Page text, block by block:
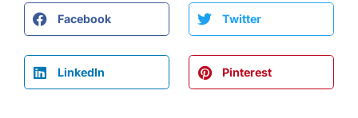
Facebook Twitter
LinkedIn Pinterest